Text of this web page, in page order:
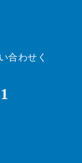
合わせく